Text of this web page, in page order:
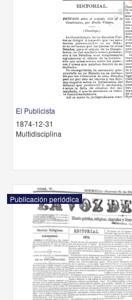
El Publicista
1874-12-31
Multidisciplina
Publicación periódica